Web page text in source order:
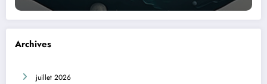
Archives
juillet 2026